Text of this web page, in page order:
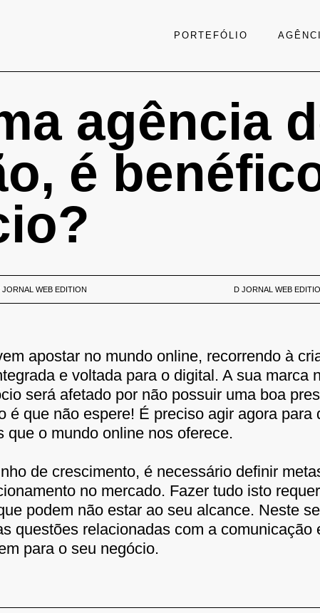
PORTEFÓLIO
agência
é
JORNAL WEB EDITION D JORNAL WEB
apostar no mundo online, recorrendo à
e voltada para o digital. A sua marca
será afetado por não possuir uma boa
é que não espere! É preciso agir agora para
o mundo online nos oferece.
de crescimento, é necessário definir
no mercado. Fazer tudo isto
podem não estar ao seu alcance. Neste
questões relacionadas com a comunicação
para o seu negócio.